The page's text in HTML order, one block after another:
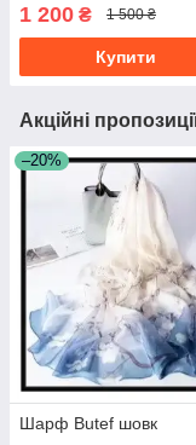
1 200 ₴ 1 500 ₴
Купити
Акційні
–20%
Шарф Butef шовк